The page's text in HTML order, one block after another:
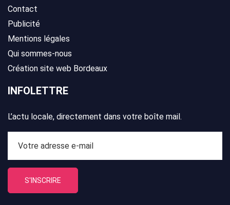
Contact
Publicité
Mentions légales
Qui sommes-nous
Création site web Bordeaux
INFOLETTRE
L’actu locale, directement dans votre boîte mail.
S'INSCRIRE